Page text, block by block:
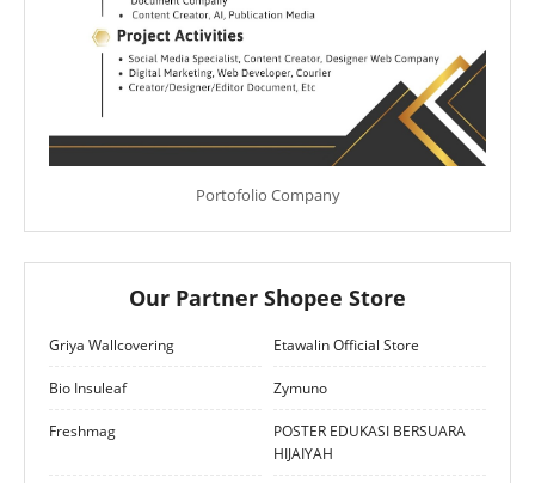
Portofolio Company
Our Partner Shopee Store
Griya Wallcovering Etawalin Official Store
Bio Insuleaf Zymuno
Freshmag
POSTER EDUKASI BERSUARA
HIJAIYAH